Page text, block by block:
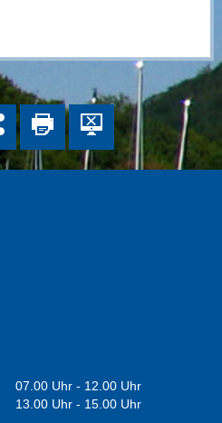
07.00 Uhr - 12.00 Uhr
13.00 Uhr - 15.00 Uhr